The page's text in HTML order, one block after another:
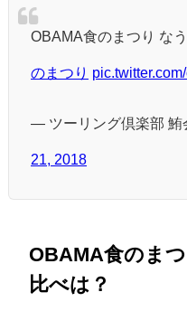
OBAMA食のまつり なう
のまつり
— ツーリング倶楽部 鮪
21, 2018
OBAMA食のま
比べは？